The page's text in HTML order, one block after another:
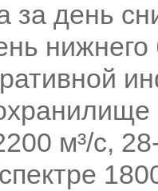
день
м³/с,